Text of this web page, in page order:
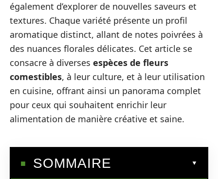
également d’explorer de nouvelles saveurs et
textures. Chaque variété présente un profil
aromatique distinct, allant de notes poivrées à
des nuances florales délicates. Cet article se
consacre à diverses espèces de fleurs
comestibles, à leur culture, et à leur utilisation
en cuisine, offrant ainsi un panorama complet
pour ceux qui souhaitent enrichir leur
alimentation de manière créative et saine.
SOMMAIRE